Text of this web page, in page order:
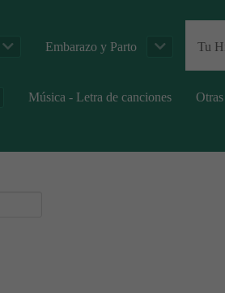
Embarazo y Parto Tu
Música - Letra de canciones